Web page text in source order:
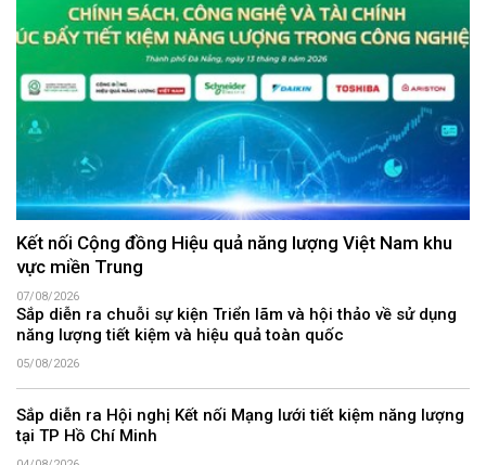
Kết nối Cộng đồng Hiệu quả năng lượng Việt Nam khu
vực miền Trung
07/08/2026
Sắp diễn ra chuỗi sự kiện Triển lãm và hội thảo về sử dụng
năng lượng tiết kiệm và hiệu quả toàn quốc
05/08/2026
Sắp diễn ra Hội nghị Kết nối Mạng lưới tiết kiệm năng lượng
tại TP Hồ Chí Minh